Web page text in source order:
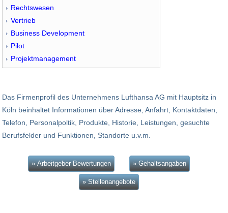
Rechtswesen
Vertrieb
Business Development
Pilot
Projektmanagement
Das Firmenprofil des Unternehmens Lufthansa AG mit Hauptsitz in
Köln beinhaltet Informationen über Adresse, Anfahrt, Kontaktdaten,
Telefon, Personalpoltik, Produkte, Historie, Leistungen, gesuchte
Berufsfelder und Funktionen, Standorte u.v.m.
» Arbeitgeber Bewertungen » Gehaltsangaben
» Stellenangebote